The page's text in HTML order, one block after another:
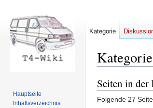
Kategorie
Zur
Navigation
springen
Zur
Suche
springen
Seiten in
Folgende 27
Kategorie
Hauptseite
Inhaltsverzeichnis